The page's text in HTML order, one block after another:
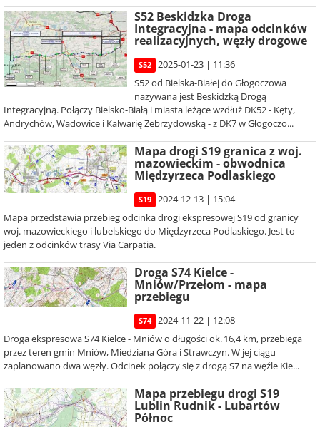
S52 Beskidzka Droga
Integracyjna - mapa odcinków
realizacyjnych, węzły drogowe
S52
2025-01-23 | 11:36
S52 od Bielska-Białej do Głogoczowa
nazywana jest Beskidzką Drogą
Integracyjną. Połączy Bielsko-Białą i miasta leżące wzdłuż DK52 - Kęty,
Andrychów, Wadowice i Kalwarię Zebrzydowską - z DK7 w Głogoczo...
Mapa drogi S19 granica z woj.
mazowieckim - obwodnica
Międzyrzeca Podlaskiego
S19
2024-12-13 | 15:04
Mapa przedstawia przebieg odcinka drogi ekspresowej S19 od granicy
woj. mazowieckiego i lubelskiego do Międzyrzeca Podlaskiego. Jest to
jeden z odcinków trasy Via Carpatia.
Droga S74 Kielce -
Mniów/Przełom - mapa
przebiegu
S74
2024-11-22 | 12:08
Droga ekspresowa S74 Kielce - Mniów o długości ok. 16,4 km, przebiega
przez teren gmin Mniów, Miedziana Góra i Strawczyn. W jej ciągu
zaplanowano dwa węzły. Odcinek połączy się z drogą S7 na węźle Kie...
Mapa przebiegu drogi S19
Lublin Rudnik - Lubartów
Północ